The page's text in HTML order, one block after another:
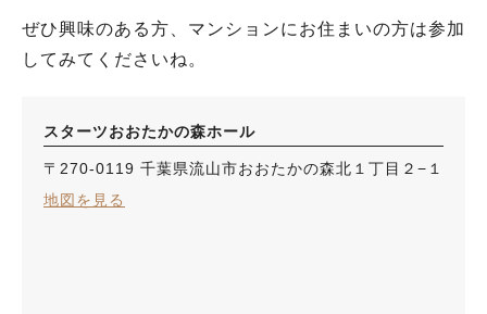
ぜひ興味のある方、マンションにお住まいの方は参加
してみてくださいね。
スターツおおたかの森ホール
〒270-0119 千葉県流山市おおたかの森北１丁目２−１
地図を見る